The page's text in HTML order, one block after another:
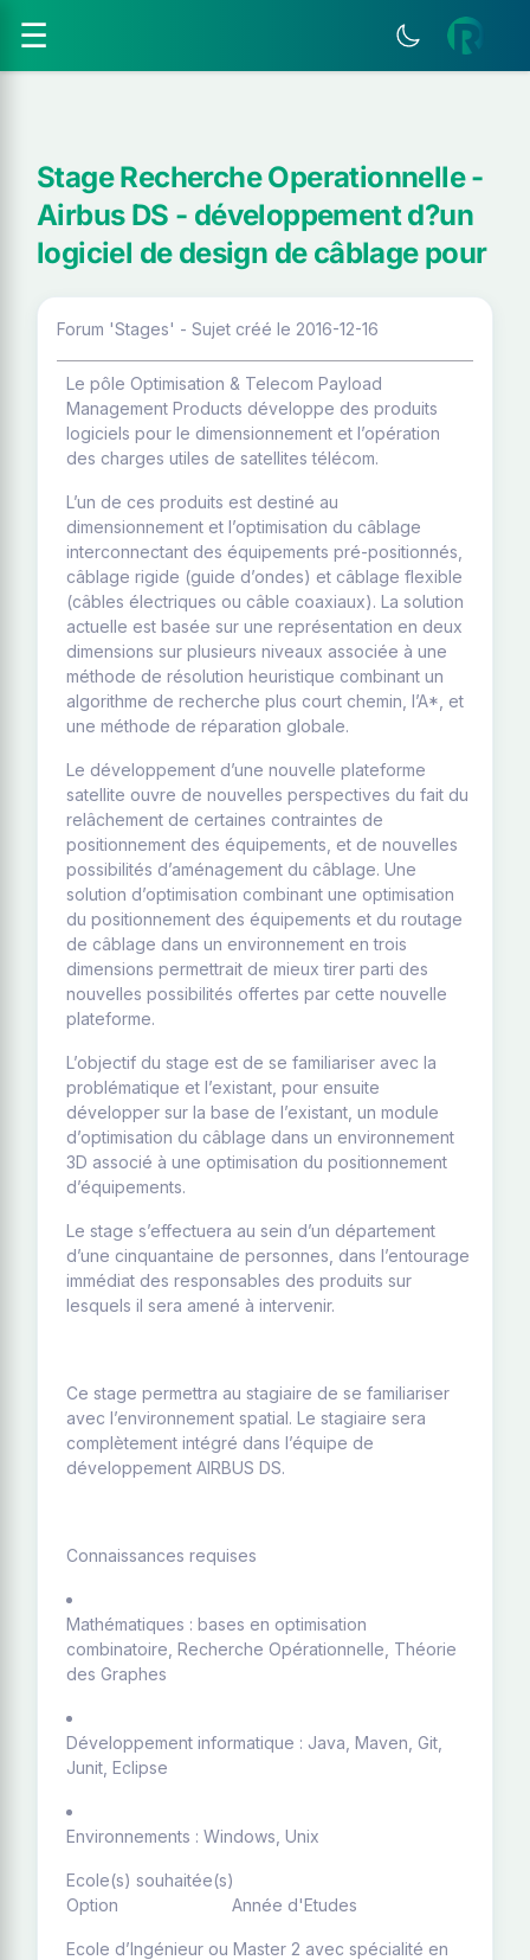
☰
Stage Recherche Operationnelle -
Airbus DS - développement d?un
logiciel de design de câblage pour
Forum 'Stages' - Sujet créé le 2016-12-16
Le pôle Optimisation & Telecom Payload
Management Products développe des produits
logiciels pour le dimensionnement et l’opération
des charges utiles de satellites télécom.
L’un de ces produits est destiné au
dimensionnement et l’optimisation du câblage
interconnectant des équipements pré-positionnés,
câblage rigide (guide d’ondes) et câblage flexible
(câbles électriques ou câble coaxiaux). La solution
actuelle est basée sur une représentation en deux
dimensions sur plusieurs niveaux associée à une
méthode de résolution heuristique combinant un
algorithme de recherche plus court chemin, l’A*, et
une méthode de réparation globale.
Le développement d’une nouvelle plateforme
satellite ouvre de nouvelles perspectives du fait du
relâchement de certaines contraintes de
positionnement des équipements, et de nouvelles
possibilités d’aménagement du câblage. Une
solution d’optimisation combinant une optimisation
du positionnement des équipements et du routage
de câblage dans un environnement en trois
dimensions permettrait de mieux tirer parti des
nouvelles possibilités offertes par cette nouvelle
plateforme.
L’objectif du stage est de se familiariser avec la
problématique et l’existant, pour ensuite
développer sur la base de l’existant, un module
d’optimisation du câblage dans un environnement
3D associé à une optimisation du positionnement
d’équipements.
Le stage s’effectuera au sein d’un département
d’une cinquantaine de personnes, dans l’entourage
immédiat des responsables des produits sur
lesquels il sera amené à intervenir.
Ce stage permettra au stagiaire de se familiariser
avec l’environnement spatial. Le stagiaire sera
complètement intégré dans l’équipe de
développement AIRBUS DS.
Connaissances requises
Mathématiques : bases en optimisation
combinatoire, Recherche Opérationnelle, Théorie
des Graphes
Développement informatique : Java, Maven, Git,
Junit, Eclipse
Environnements : Windows, Unix
Ecole(s) souhaitée(s)
Option Année d'Etudes
Ecole d’Ingénieur ou Master 2 avec spécialité en